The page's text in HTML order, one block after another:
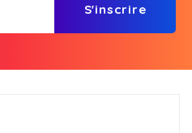
S'inscrire